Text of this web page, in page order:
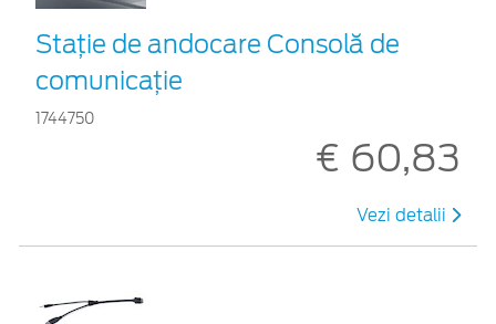
Staţie de andocare Consolă de
comunicaţie
1744750
€ 60,83
Vezi detalii